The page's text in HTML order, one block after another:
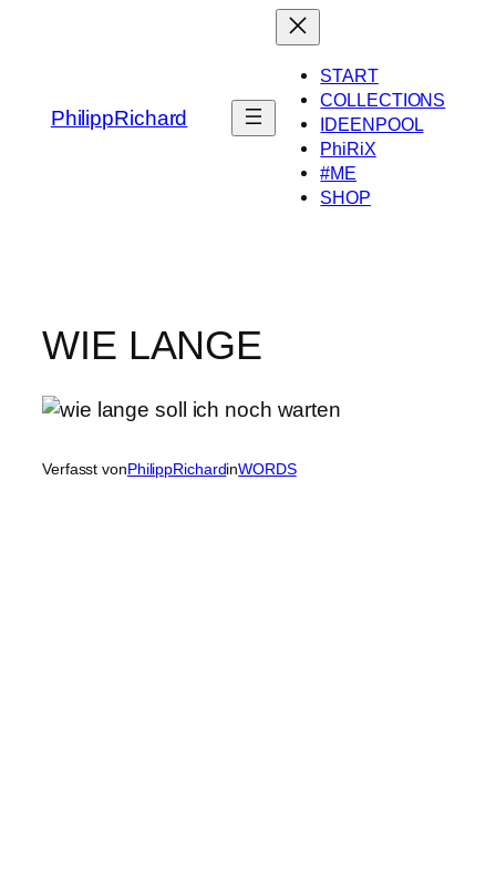
PhilippRichard
START
COLLECTIONS
IDEENPOOL
PhiRiX
#ME
SHOP
WIE LANGE
Verfasst vonPhilippRichardinWORDS